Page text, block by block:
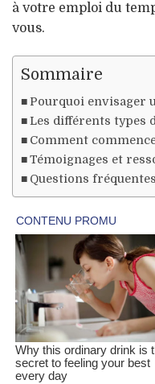
à votre emploi du
vous.
Sommaire
Pourquoi envisager
Les différents types
Comment
Témoignages et
Questions fréquentes